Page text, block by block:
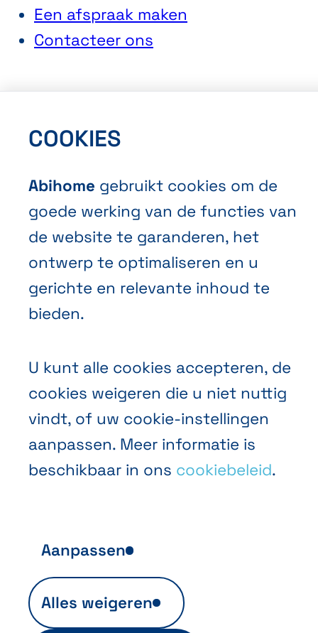
Abihome
Algemene Verkoopvoorwaarden
Privacybeleid
NL FR
Een afspraak maken
Contacteer ons
COOKIES
Abihome gebruikt cookies om de
goede werking van de functies van
de website te garanderen, het
ontwerp te optimaliseren en u
gerichte en relevante inhoud te
bieden.
U kunt alle cookies accepteren, de
cookies weigeren die u niet nuttig
vindt, of uw cookie-instellingen
aanpassen. Meer informatie is
beschikbaar in ons cookiebeleid.
Anonieme publieksanalyse
Ils sont indispensables au fonctionnement
du site et sont automatiquement actifs
Aanpassen
Alles weigeren